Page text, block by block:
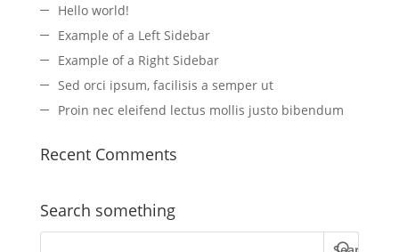
Hello world!
Example of a Left Sidebar
Example of a Right Sidebar
Sed orci ipsum, facilisis a semper ut
Proin nec eleifend lectus mollis justo bibendum
Recent Comments
Search something